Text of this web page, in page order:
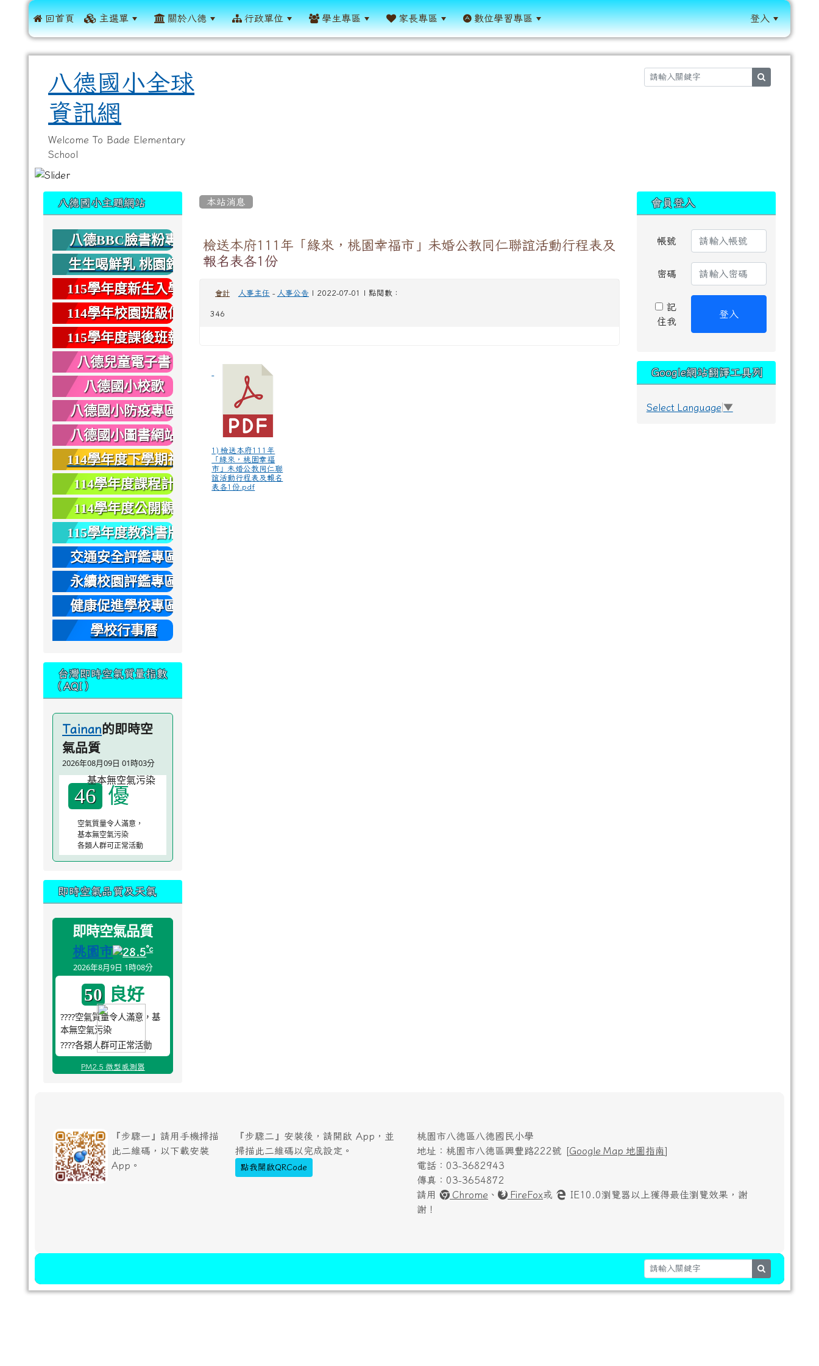
 回首頁 主選單 關於八德 行政單位 學生專區 家長專區 數位學習專區 登入
八德國小全球
資訊網
Welcome To Bade Elementary
School
本站消息
檢送本府111年「緣來，桃園幸福市」未婚公教同仁聯誼活動行程表及
報名表各1份
會計 人事主任 - 人事公告 | 2022-07-01 | 點閱數：
346
1) 檢送本府111年
「緣來，桃園幸福
市」未婚公教同仁聯
誼活動行程表及報名
表各1份.pdf
八德國小主題網站
八德BBC臉書粉專
生生喝鮮乳 桃園鈣
健康
115學年度新生入學
專區
114學年校園班級位
置圖
115學年度課後班報
名
八德兒童電子書
八德國小校歌
八德國小防疫專區
八德國小圖書網站
114學年度下學期社
團報名
114學年度課程計
畫
114學年度公開觀
課
115學年度教科書版
本
交通安全評鑑專區
永續校園評鑑專區
健康促進學校專區
學校行事曆
台灣即時空氣質量指數
（AQI）
Tainan的即時空
氣品質
2026年08月09日 01時03分
46 優
空氣質量令人滿意，
基本無空氣污染
各類人群可正常活動
即時空氣品質及天氣
即時空氣品質
桃園市 28.5°c
2026年8月9日 1時08分
50 良好
????空氣質量令人滿意，基
本無空氣污染
????各類人群可正常活動
PM2.5 微型感測器
會員登入
帳號
密碼
記
住我
登入
Google網站翻譯工具列
Select Language ▼
『步驟一』請用手機掃描
此二維碼，以下載安裝
App。
『步驟二』安裝後，請開啟 App，並
掃描此二維碼以完成設定。
點我開啟QRCode
桃園市八德區八德國民小學
地址：桃園市八德區興豐路222號 [Google Map 地圖指南]
電話：03-3682943
傳真：03-3654872
請用
Chrome 、 FireFox或
IE10.0瀏覽器以上獲得最佳瀏覽效果，謝
謝！